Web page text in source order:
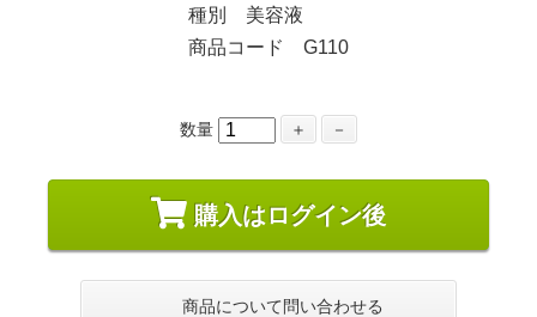
種別 美容液
商品コード G110
数量 ＋ －
購入はログイン後
商品について問い合わせる